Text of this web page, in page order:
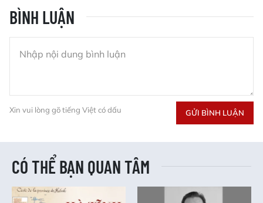
BÌNH LUẬN
Xin vui lòng gõ tiếng Việt có dấu GỬI BÌNH LUẬN
CÓ THỂ BẠN QUAN TÂM